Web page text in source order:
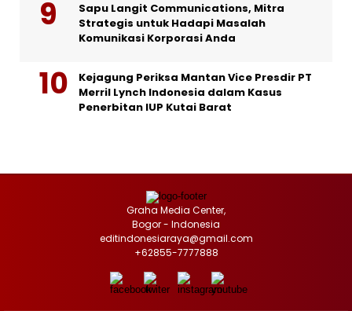
Sapu Langit Communications, Mitra
Strategis untuk Hadapi Masalah
Komunikasi Korporasi Anda
Kejagung Periksa Mantan Vice Presdir PT
Merril Lynch Indonesia dalam Kasus
Penerbitan IUP Kutai Barat
Graha Media Center,
Bogor - Indonesia
editindonesiaraya@gmail.com
+62855-7777888